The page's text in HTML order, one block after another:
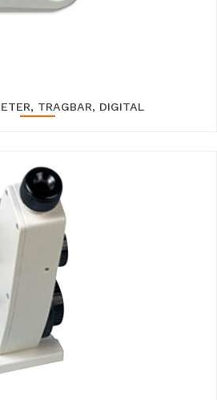
TRAGBAR, DIGITAL